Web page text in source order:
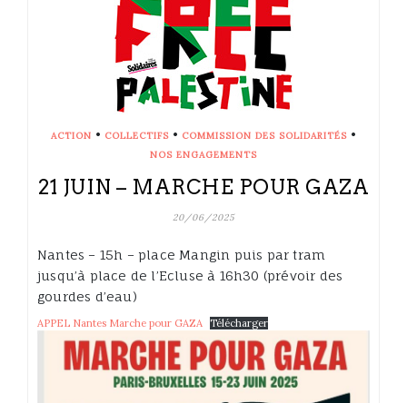
ACTION • COLLECTIFS • COMMISSION DES SOLIDARITÉS •
NOS ENGAGEMENTS
21 JUIN – MARCHE POUR GAZA
20/06/2025
Nantes – 15h – place Mangin puis par tram
jusqu’à place de l’Ecluse à 16h30 (prévoir des
gourdes d’eau)
APPEL Nantes Marche pour GAZA Télécharger